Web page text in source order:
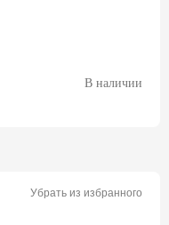
В наличии
Убрать из избранного